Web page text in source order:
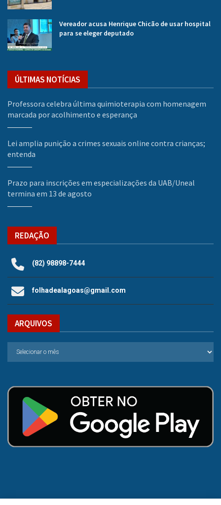
Vereador acusa Henrique Chicão de usar hospital
para se eleger deputado
ÚLTIMAS NOTÍCIAS
Professora celebra última quimioterapia com homenagem
marcada por acolhimento e esperança
Lei amplia punição a crimes sexuais online contra crianças;
entenda
Prazo para inscrições em especializações da UAB/Uneal
termina em 13 de agosto
REDAÇÃO
(82) 98898-7444
folhadealagoas@gmail.com
ARQUIVOS